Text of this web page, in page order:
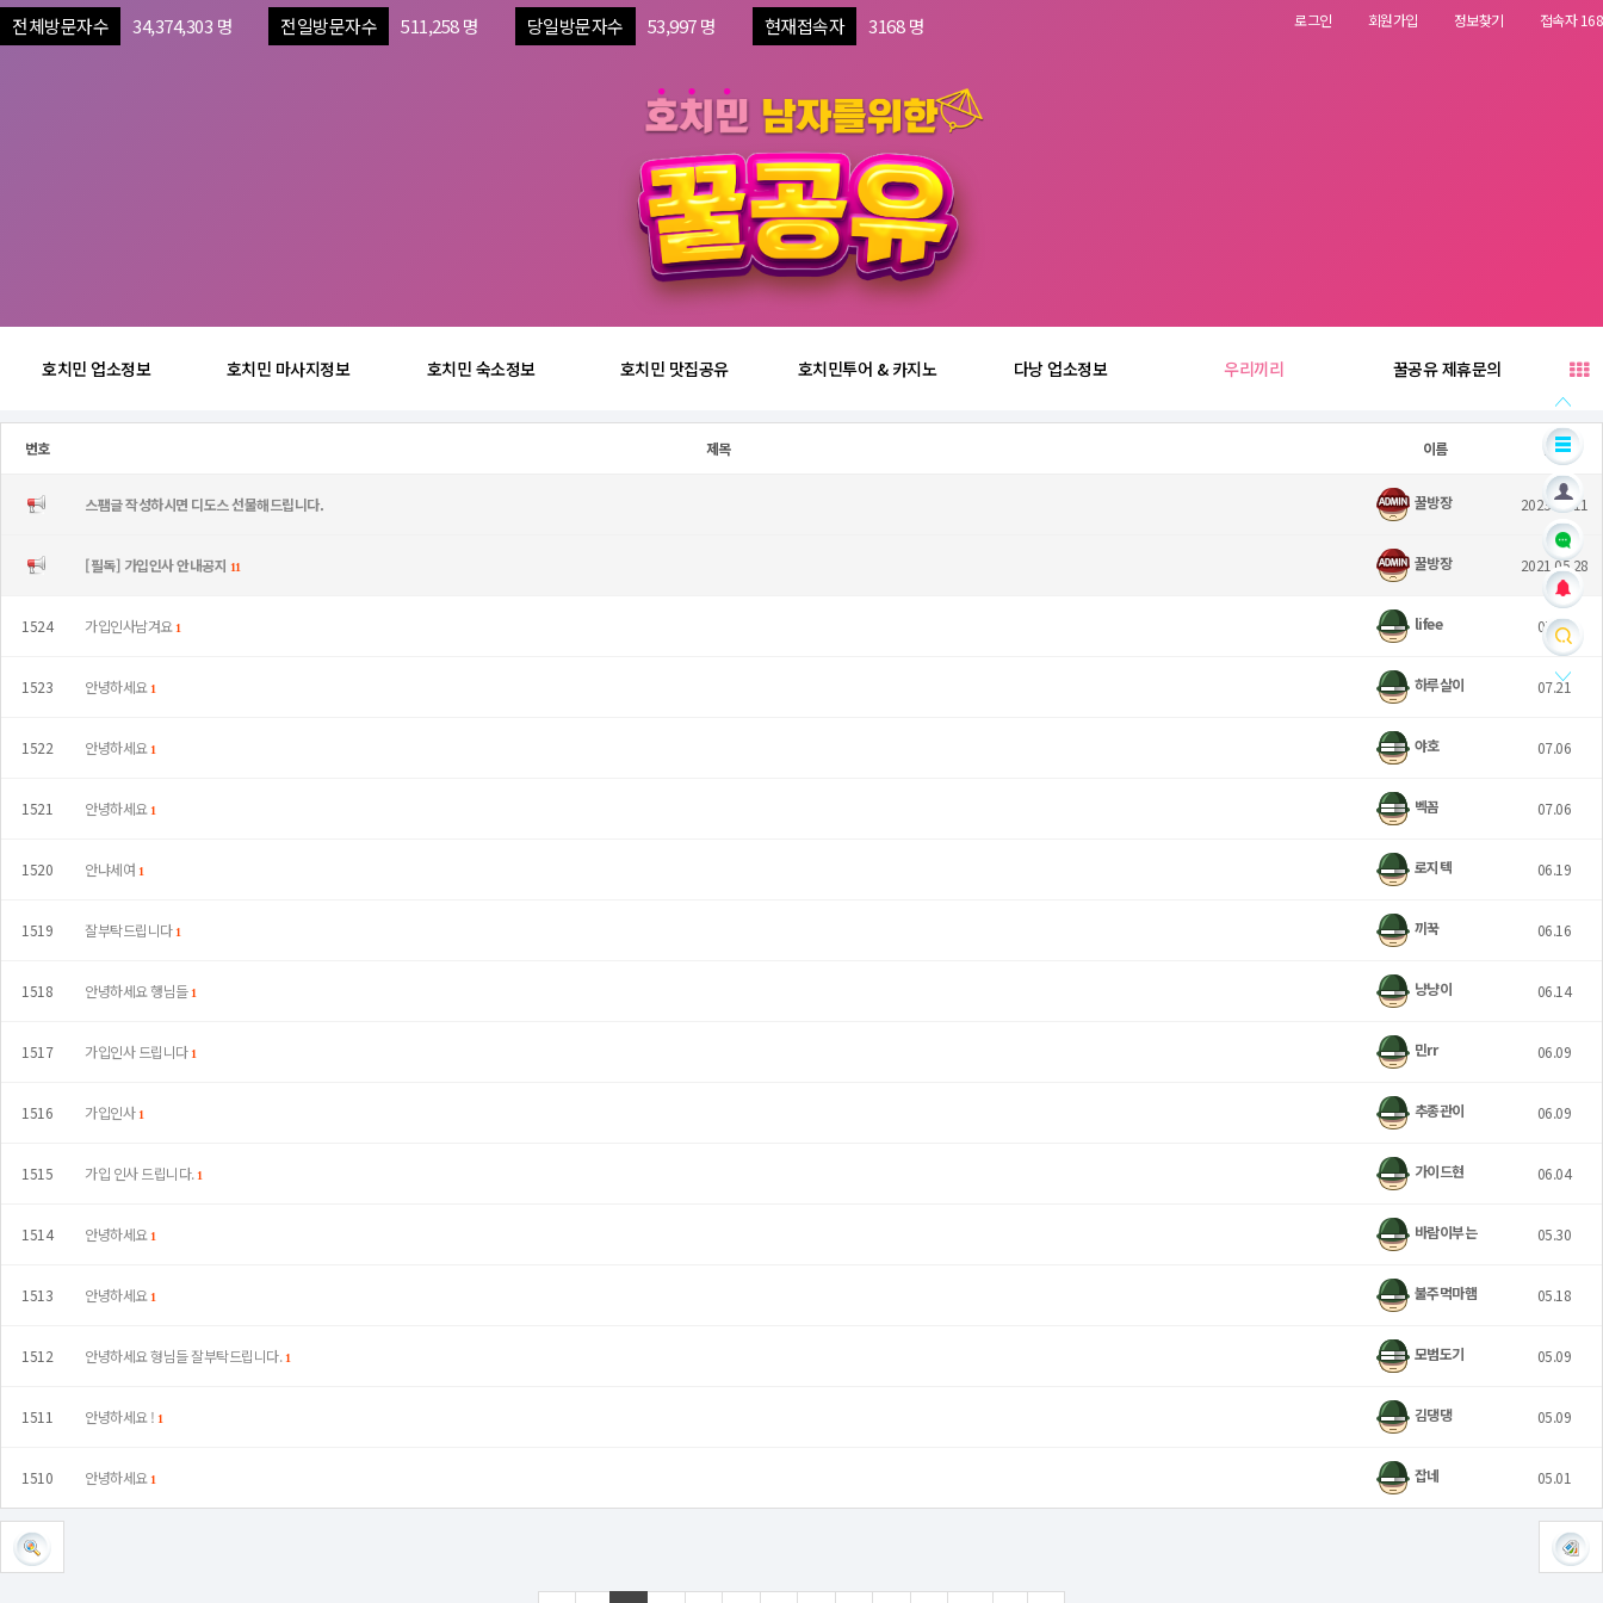
전체방문자수 34,374,303 명 전일방문자수 511,258 명 당일방문자수 53,997 명 현재접속자 3168 명 로그인 회원가입 정보찾기 접속자 168
호치민 업소정보 호치민 마사지정보 호치민 숙소정보 호치민 맛집공유 호치민투어 & 카지노 다낭 업소정보 우리끼리 꿀공유 제휴문의
번호 제목 이름 날짜
스팸글 작성하시면 디도스 선물해드립니다. 꿀방장 2023.10.11
[필독] 가입인사 안내공지 11 꿀방장 2021.05.28
1524 가입인사남겨요 1 lifee 07.26
1523 안녕하세요 1 하루살이 07.21
1522 안녕하세요 1 야호 07.06
1521 안녕하세요 1 벡꼼 07.06
1520 안냐세여 1 로지텍 06.19
1519 잘부탁드립니다 1 끼꾹 06.16
1518 안녕하세요 행님들 1 냥냥이 06.14
1517 가입인사 드립니다 1 민rr 06.09
1516 가입인사 1 추종관이 06.09
1515 가입 인사 드립니다. 1 가이드현 06.04
1514 안녕하세요 1 바람이부는 05.30
1513 안녕하세요 1 불주먹마햄 05.18
1512 안녕하세요 형님들 잘부탁드립니다. 1 모범도기 05.09
1511 안녕하세요 ! 1 김댕댕 05.09
1510 안녕하세요 1 잡네 05.01